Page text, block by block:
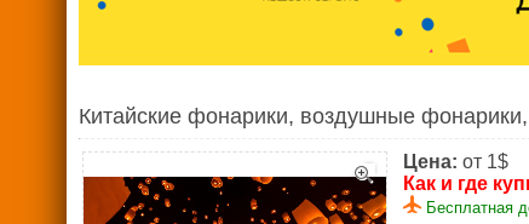
Китайские фонарики, воздушные
Цена: от 1$
Как и где
Бесплатная